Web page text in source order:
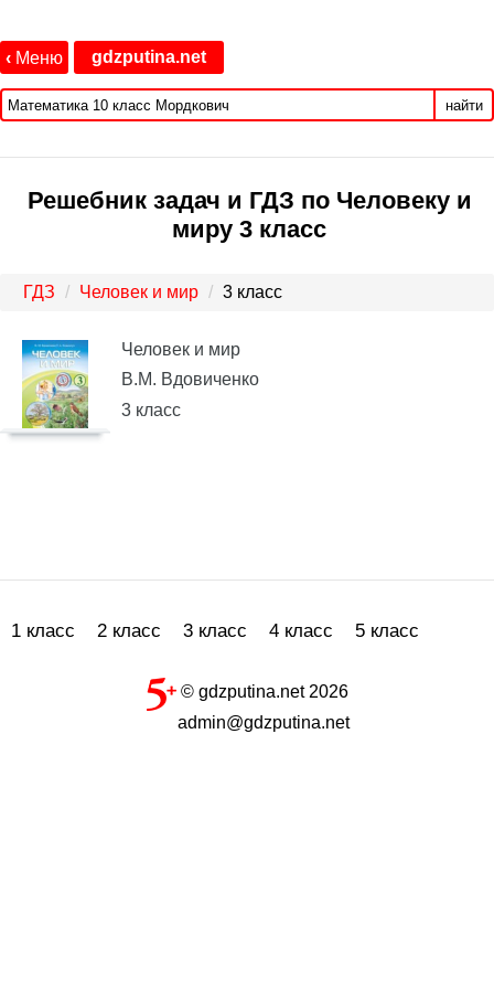
‹ Меню gdzputina.net
найти
Решебник задач и ГДЗ по Человеку и
миру 3 класс
ГДЗ Человек и мир 3 класс
Человек и мир
В.М. Вдовиченко
3 класс
1 класс 2 класс 3 класс 4 класс 5 класс
© gdzputina.net 2026
admin@gdzputina.net